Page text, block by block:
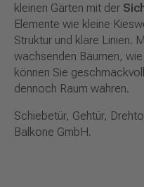
kleinen Gärten mit der
Elemente wie kleine
Struktur und klare Linien.
wachsenden Bäumen,
können Sie
dennoch Raum wahren.
Schiebetür, Gehtür,
Balkone GmbH.